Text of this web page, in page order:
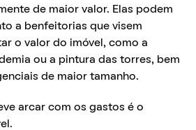
de maior valor. Elas podem
a benfeitorias que visem
o valor do imóvel, como a
ou a pintura das torres, bem
de maior tamanho.
arcar com os gastos é o